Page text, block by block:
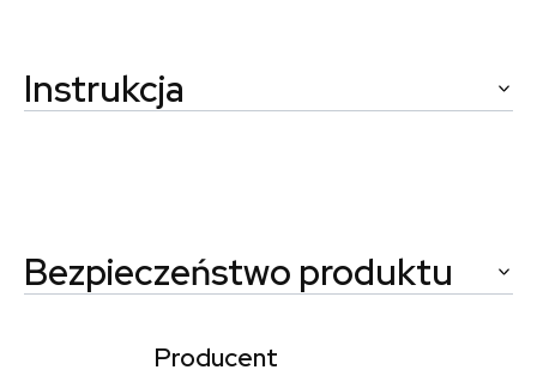
Instrukcja
Bezpieczeństwo produktu
Producent